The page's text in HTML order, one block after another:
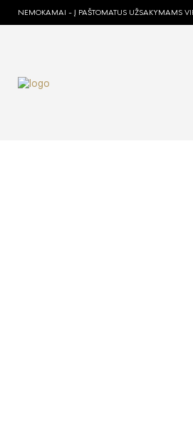
NEMOKAMAI - Į PAŠTOMATUS UŽSAKYMAMS